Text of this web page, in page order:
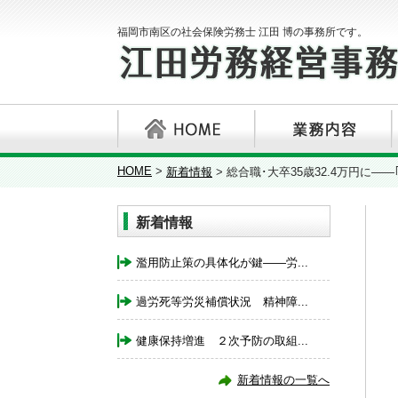
福岡市南区の社会保険労務士 江田 博の事務所です。
HOME > 新着情報 > 総合職･大卒35歳32.4万円に――
新着情報
濫用防止策の具体化が鍵――労...
過労死等労災補償状況 精神障...
健康保持増進 ２次予防の取組...
新着情報の一覧へ